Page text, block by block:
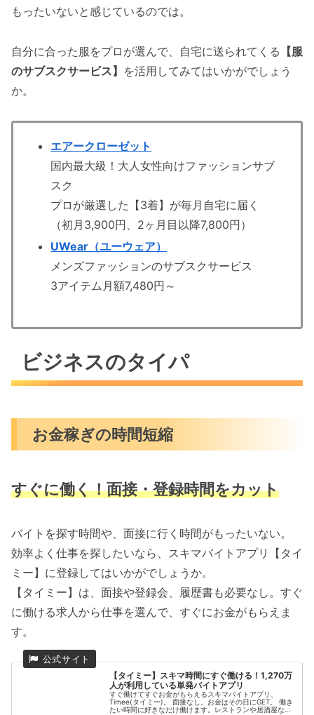
もったいないと感じているのでは。
自分に合った服をプロが選んで、自宅に送られてくる 【服
のサブスクサービス】 を活用してみてはいかがでしょう
か。
エアークローゼット
国内最大級！大人女性向けファッションサブ
スク
プロが厳選した【3着】が毎月自宅に届く
（初月3,900円、2ヶ月目以降7,800円）
UWear（ユーウェア）
メンズファッションのサブスクサービス
3アイテム月額7,480円～
ビジネスのタイパ
お金稼ぎの時間短縮
すぐに働く！面接・登録時間をカット
バイトを探す時間や、面接に行く時間がもったいない。
効率よく仕事を探したいなら、スキマバイトアプリ【タイ
ミー】に登録してはいかがでしょうか。
【タイミー】は、面接や登録会、履歴書も必要なし。すぐ
に働ける求人から仕事を選んで、すぐにお金がもらえま
す。
【タイミー】スキマ時間にすぐ働ける！1,270万
人が利用している単発バイトアプリ
すぐ働けてすぐお金がもらえるスキマバイトアプリ、
Timee(タイミー)。 面接なし。お金はその日にGET。 働き
たい時間に好きなだけ働けます。レストランや居酒屋など